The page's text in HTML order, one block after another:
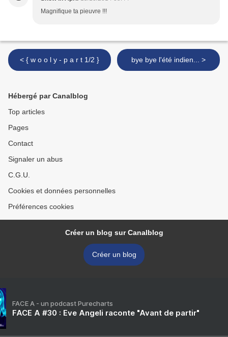
Magnifique ta pieuvre !!!
< { w o o l y - p a r t 1/2 } bye bye l'été indien... >
Hébergé par Canalblog
Top articles
Pages
Contact
Signaler un abus
C.G.U.
Cookies et données personnelles
Préférences cookies
Créer un blog sur Canalblog
Créer un blog
FACE A - un podcast Purecharts
FACE A #30 : Eve Angeli raconte "Avant de partir"